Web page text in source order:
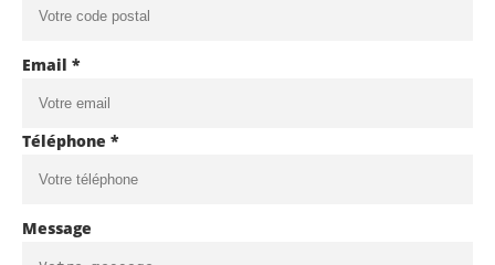
Email *
Téléphone *
Message